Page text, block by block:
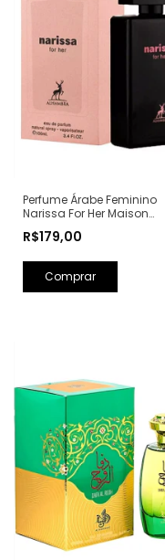
Perfume Árabe Feminino
Narissa For Her Maison
100ml (Ref. Olfativa:
R$179,00